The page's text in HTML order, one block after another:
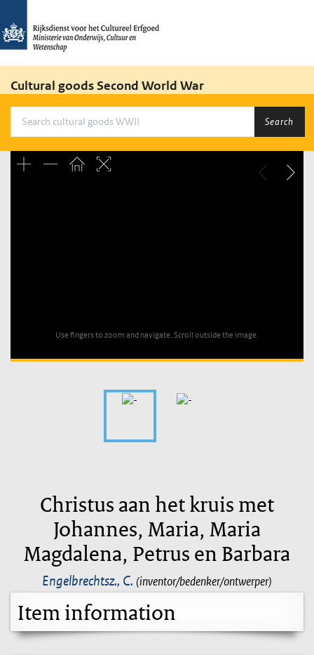
Cultural goods Second World War
Search
Use fingers to zoom and navigate. Scroll outside the image.
Christus aan het kruis met
Johannes, Maria, Maria
Magdalena, Petrus en Barbara
Engelbrechtsz., C. (inventor/bedenker/ontwerper)
Item information